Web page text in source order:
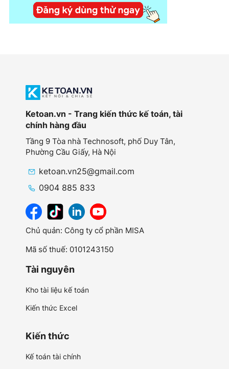
Ketoan.vn - Trang kiến thức kế toán, tài
chính hàng đầu
Tầng 9 Tòa nhà Technosoft, phố Duy Tân,
Phường Cầu Giấy, Hà Nội
ketoan.vn25@gmail.com
0904 885 833
Chủ quản: Công ty cổ phần MISA
Mã số thuế: 0101243150
Tài nguyên
Kho tài liệu kế toán
Kiến thức Excel
Kiến thức
Kế toán tài chính